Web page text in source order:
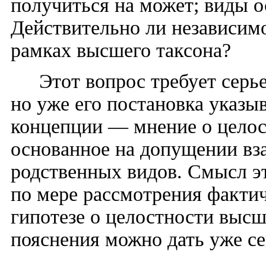
получиться на может; виды
Действительно ли
рамках высшего таксона?
Этот вопрос требует
но уже его постановка
концепции — мнение о
основанное на допущении
родственных видов. Смысл
по мере рассмотрения
гипотезе о целостности
пояснения можно дать уже